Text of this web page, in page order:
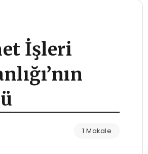
İşleri
1 Makale